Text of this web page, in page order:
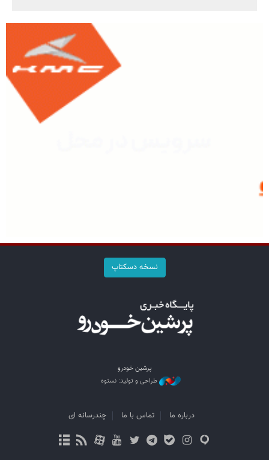
نسخه دسکتاپ
پرشین خودرو
طراحی و تولید: نستوه
درباره ما تماس با ما چندرسانه ای